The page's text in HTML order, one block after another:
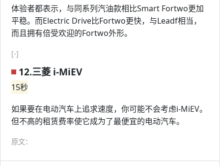
体验者都表示，与同系列汽油款相比Smart Fortwo更加
平稳。而Electric Drive比Fortwo更快，与Leadf相当，
而且拥有倍受欢迎的Fortwo外形。
[-]
12.三菱 i-MiEV
15秒
如果要在电动汽车上追求速度，你可能不会考虑i-MiEV。
但不高的租赁费率使它成为了最便宜的电动汽车。
原文：